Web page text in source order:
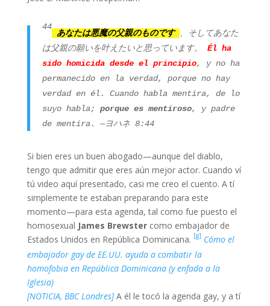
44
あなたは悪魔の父親のものです
、そしてあなた
は父親の願いを叶えたいと思っています。 Él ha
sido homicida desde el principio, y no ha
permanecido en la verdad, porque no hay
verdad en él. Cuando habla mentira, de lo
suyo habla; porque es mentiroso, y padre
de mentira. ―ヨハネ 8:44
Si bien eres un buen abogado—aunque del diablo,
tengo que admitir que eres aún mejor actor. Cuando ví
tú video aquí presentado, casi me creo el cuento. A tí
simplemente te estaban preparando para este
momento—para esta agenda, tal como fue puesto el
homosexual James Brewstercomo embajador de
Estados Unidos en República Dominicana. [g] Cómo el
embajador gay de EE.UU. ayuda a combatir la
homofobia en República Dominicana (y enfada a la
Iglesia)
[NOTICIA, BBC Londres]A él le tocó la agenda gay, y a tí